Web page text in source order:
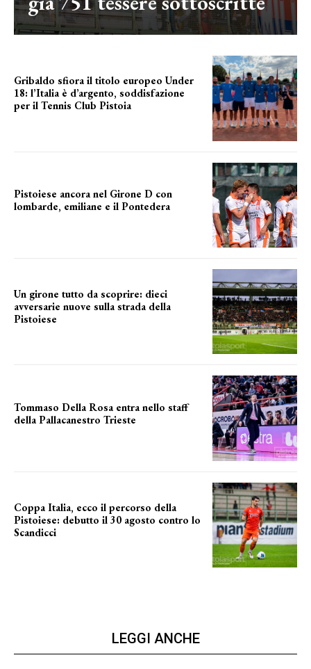
Gribaldo sfiora il titolo europeo Under
18: l’Italia è d’argento, soddisfazione
per il Tennis Club Pistoia
Pistoiese ancora nel Girone D con
lombarde, emiliane e il Pontedera
Un girone tutto da scoprire: dieci
avversarie nuove sulla strada della
Pistoiese
Tommaso Della Rosa entra nello staff
della Pallacanestro Trieste
Coppa Italia, ecco il percorso della
Pistoiese: debutto il 30 agosto contro lo
Scandicci
LEGGI ANCHE